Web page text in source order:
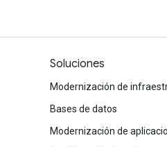
Soluciones
Modernización de
Bases de datos
Modernización de